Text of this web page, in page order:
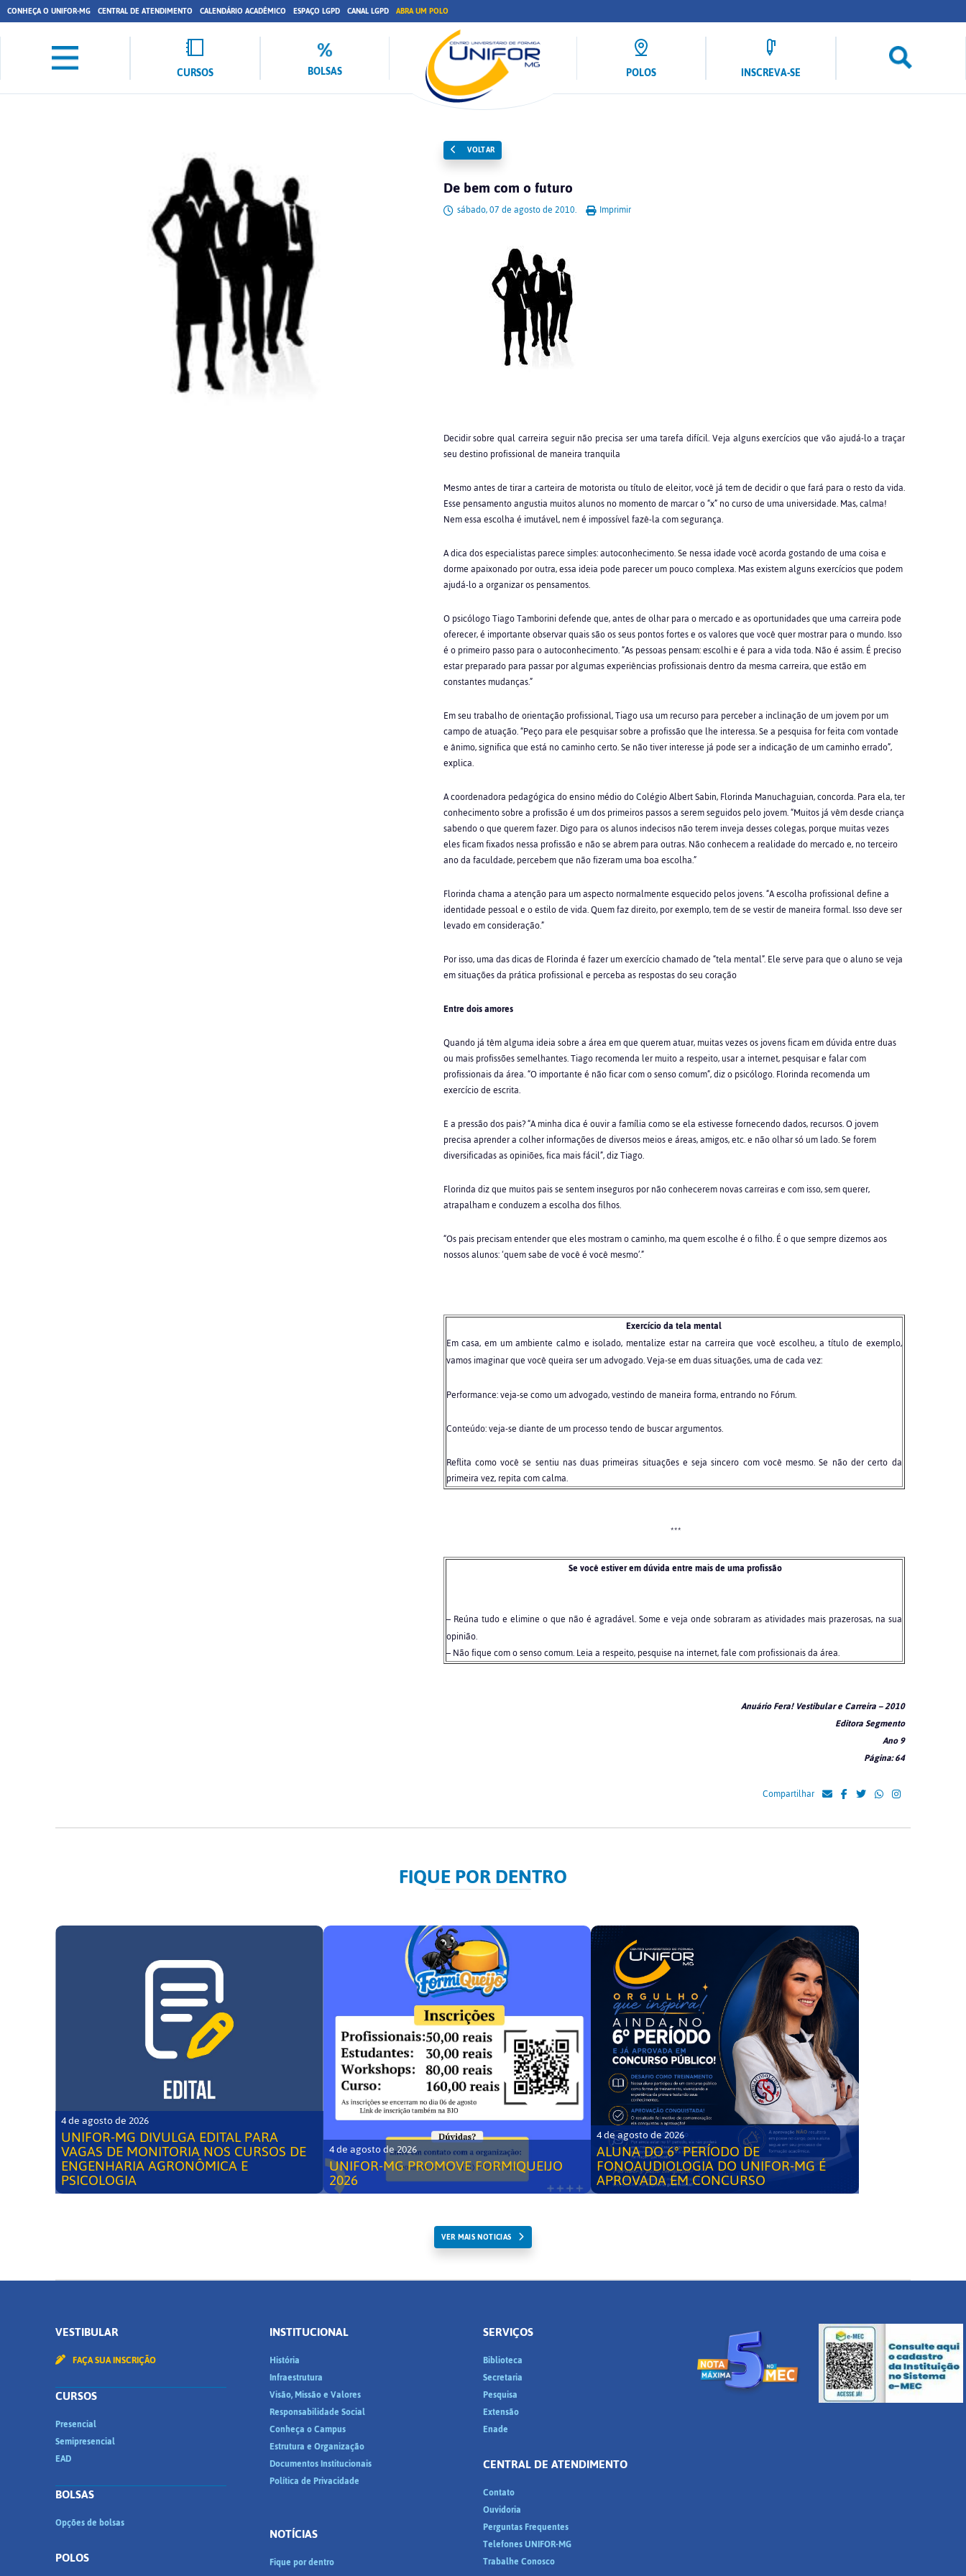
CONHEÇA O UNIFOR-MG CENTRAL DE ATENDIMENTO CALENDÁRIO ACADÊMICO ESPAÇO LGPD CANAL LGPD ABRA UM POLO
CURSOS BOLSAS POLOS INSCREVA-SE
VOLTAR
De bem com o futuro
sábado, 07 de agosto de 2010. Imprimir
Decidir sobre qual carreira seguir não precisa ser uma tarefa difícil. Veja alguns exercícios que vão ajudá-lo a traçar
seu destino profissional de maneira tranquila
Mesmo antes de tirar a carteira de motorista ou título de eleitor, você já tem de decidir o que fará para o resto da vida.
Esse pensamento angustia muitos alunos no momento de marcar o “x” no curso de uma universidade. Mas, calma!
Nem essa escolha é imutável, nem é impossível fazê-la com segurança.
A dica dos especialistas parece simples: autoconhecimento. Se nessa idade você acorda gostando de uma coisa e
dorme apaixonado por outra, essa ideia pode parecer um pouco complexa. Mas existem alguns exercícios que podem
ajudá-lo a organizar os pensamentos.
O psicólogo Tiago Tamborini defende que, antes de olhar para o mercado e as oportunidades que uma carreira pode
oferecer, é importante observar quais são os seus pontos fortes e os valores que você quer mostrar para o mundo. Isso
é o primeiro passo para o autoconhecimento. “As pessoas pensam: escolhi e é para a vida toda. Não é assim. É preciso
estar preparado para passar por algumas experiências profissionais dentro da mesma carreira, que estão em
constantes mudanças.”
Em seu trabalho de orientação profissional, Tiago usa um recurso para perceber a inclinação de um jovem por um
campo de atuação. “Peço para ele pesquisar sobre a profissão que lhe interessa. Se a pesquisa for feita com vontade
e ânimo, significa que está no caminho certo. Se não tiver interesse já pode ser a indicação de um caminho errado”,
explica.
A coordenadora pedagógica do ensino médio do Colégio Albert Sabin, Florinda Manuchaguian, concorda. Para ela, ter
conhecimento sobre a profissão é um dos primeiros passos a serem seguidos pelo jovem. “Muitos já vêm desde criança
sabendo o que querem fazer. Digo para os alunos indecisos não terem inveja desses colegas, porque muitas vezes
eles ficam fixados nessa profissão e não se abrem para outras. Não conhecem a realidade do mercado e, no terceiro
ano da faculdade, percebem que não fizeram uma boa escolha.”
Florinda chama a atenção para um aspecto normalmente esquecido pelos jovens. “A escolha profissional define a
identidade pessoal e o estilo de vida. Quem faz direito, por exemplo, tem de se vestir de maneira formal. Isso deve ser
levado em consideração.”
Por isso, uma das dicas de Florinda é fazer um exercício chamado de “tela mental”. Ele serve para que o aluno se veja
em situações da prática profissional e perceba as respostas do seu coração
Entre dois amores
Quando já têm alguma ideia sobre a área em que querem atuar, muitas vezes os jovens ficam em dúvida entre duas
ou mais profissões semelhantes. Tiago recomenda ler muito a respeito, usar a internet, pesquisar e falar com
profissionais da área. “O importante é não ficar com o senso comum”, diz o psicólogo. Florinda recomenda um
exercício de escrita.
E a pressão dos pais? “A minha dica é ouvir a família como se ela estivesse fornecendo dados, recursos. O jovem
precisa aprender a colher informações de diversos meios e áreas, amigos, etc. e não olhar só um lado. Se forem
diversificadas as opiniões, fica mais fácil”, diz Tiago.
Florinda diz que muitos pais se sentem inseguros por não conhecerem novas carreiras e com isso, sem querer,
atrapalham e conduzem a escolha dos filhos.
“Os pais precisam entender que eles mostram o caminho, ma quem escolhe é o filho. É o que sempre dizemos aos
nossos alunos: ‘quem sabe de você é você mesmo’.”
Exercício da tela mental
Em casa, em um ambiente calmo e isolado, mentalize estar na carreira que você escolheu, a título de exemplo,
vamos imaginar que você queira ser um advogado. Veja-se em duas situações, uma de cada vez:
Performance: veja-se como um advogado, vestindo de maneira forma, entrando no Fórum.
Conteúdo: veja-se diante de um processo tendo de buscar argumentos.
Reflita como você se sentiu nas duas primeiras situações e seja sincero com você mesmo. Se não der certo da
primeira vez, repita com calma.
***
Se você estiver em dúvida entre mais de uma profissão
– Reúna tudo e elimine o que não é agradável. Some e veja onde sobraram as atividades mais prazerosas, na sua
opinião.
– Não fique com o senso comum. Leia a respeito, pesquise na internet, fale com profissionais da área.
Anuário Fera! Vestibular e Carreira – 2010
Editora Segmento
Ano 9
Página: 64
Compartilhar
FIQUE POR DENTRO
4 de agosto de 2026
UNIFOR-MG DIVULGA EDITAL PARA
VAGAS DE MONITORIA NOS CURSOS DE
ENGENHARIA AGRONÔMICA E
PSICOLOGIA
4 de agosto de 2026
UNIFOR-MG PROMOVE FORMIQUEIJO
2026
4 de agosto de 2026
ALUNA DO 6° PERÍODO DE
FONOAUDIOLOGIA DO UNIFOR-MG É
APROVADA EM CONCURSO
VER MAIS NOTICIAS
VESTIBULAR
FAÇA SUA INSCRIÇÃO
CURSOS
Presencial
Semipresencial
EAD
BOLSAS
Opções de bolsas
POLOS
INSTITUCIONAL
História
Infraestrutura
Visão, Missão e Valores
Responsabilidade Social
Conheça o Campus
Estrutura e Organização
Documentos Institucionais
Política de Privacidade
NOTÍCIAS
Fique por dentro
SERVIÇOS
Biblioteca
Secretaria
Pesquisa
Extensão
Enade
CENTRAL DE ATENDIMENTO
Contato
Ouvidoria
Perguntas Frequentes
Telefones UNIFOR-MG
Trabalhe Conosco